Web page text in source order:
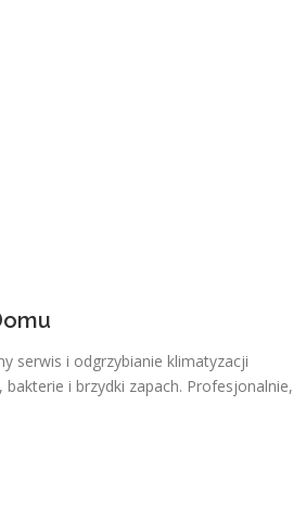
serwis i odgrzybianie klimatyzacji
i brzydki zapach. Profesjonalnie,